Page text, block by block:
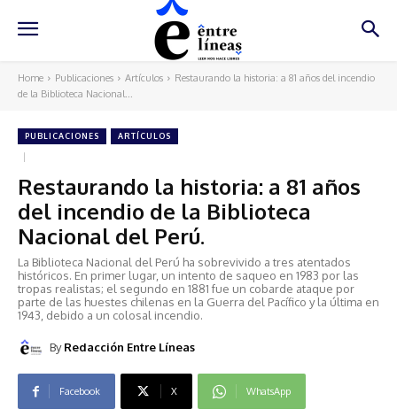
Home Publicaciones Artículos
Restaurando la historia: a 81 años del incendio
de la Biblioteca Nacional...
PUBLICACIONES ARTÍCULOS
Restaurando la historia: a 81 años
del incendio de la Biblioteca
Nacional del Perú.
La Biblioteca Nacional del Perú ha sobrevivido a tres atentados
históricos. En primer lugar, un intento de saqueo en 1983 por las
tropas realistas; el segundo en 1881 fue un cobarde ataque por
parte de las huestes chilenas en la Guerra del Pacífico y la última en
1943, debido a un colosal incendio.
By Redacción Entre Líneas
Facebook X WhatsApp